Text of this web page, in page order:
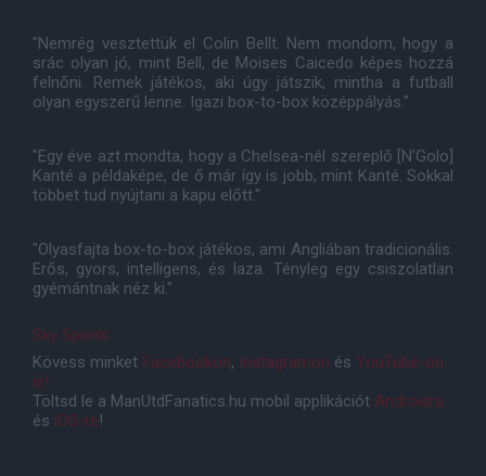
"Nemrég vesztettük el Colin Bellt. Nem mondom, hogy a
srác olyan jó, mint Bell, de Moises Caicedo képes hozzá
felnőni. Remek játékos, aki úgy játszik, mintha a futball
olyan egyszerű lenne. Igazi box-to-box középpályás."
"Egy éve azt mondta, hogy a Chelsea-nél szereplő [N'Golo]
Kanté a példaképe, de ő már így is jobb, mint Kanté. Sokkal
többet tud nyújtani a kapu előtt."
"Olyasfajta box-to-box játékos, ami Angliában tradicionális.
Erős, gyors, intelligens, és laza. Tényleg egy csiszolatlan
gyémántnak néz ki."
Sky Sports
Kövess minket Facebookon, Instagramon és YouTube-on
is!
Töltsd le a ManUtdFanatics.hu mobil applikációt Androidra
és iOS-re!